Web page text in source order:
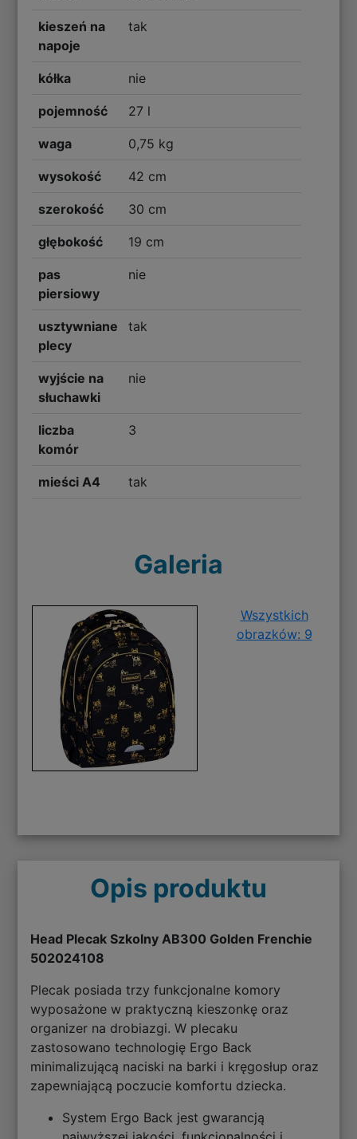
kieszeń na
napoje
tak
kółka nie
pojemność 27 l
waga 0,75 kg
wysokość 42 cm
szerokość 30 cm
głębokość 19 cm
pas
piersiowy
nie
usztywniane
plecy
tak
wyjście na
słuchawki
nie
liczba
komór
3
mieści A4 tak
Galeria
Wszystkich
obrazków: 9
Opis produktu
Head Plecak Szkolny AB300 Golden Frenchie
502024108
Plecak posiada trzy funkcjonalne komory
wyposażone w praktyczną kieszonkę oraz
organizer na drobiazgi. W plecaku
zastosowano technologię Ergo Back
minimalizującą naciski na barki i kręgosłup oraz
zapewniającą poczucie komfortu dziecka.
System Ergo Back jest gwarancją